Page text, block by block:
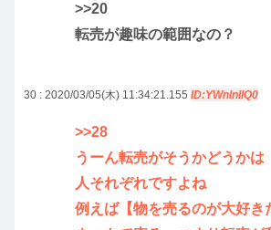
>>20
転売が趣味の範囲なの？
30 : 2020/03/05(木) 11:34:21.155 ID:YWnlnIIQ0
>>28
うーん転売がそうかどうかは
人それぞれですよね
例えば【物を売るのが大好き